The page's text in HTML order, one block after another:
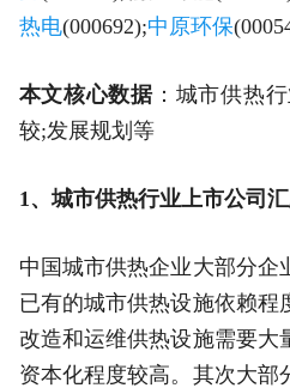
热电(000692);中原环保
本文核心数据：城市供热
较;发展规划等
1、城市供热行业上市公司
中国城市供热企业大部分企
已有的城市供热设施依赖程
改造和运维供热设施需要大
资本化程度较高。其次大部